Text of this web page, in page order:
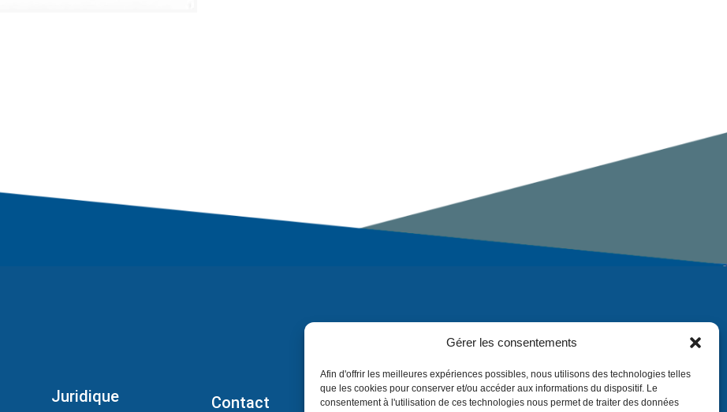
Gérer les consentements
Afin d'offrir les meilleures expériences possibles, nous utilisons des technologies telles
que les cookies pour conserver et/ou accéder aux informations du dispositif. Le
consentement à l'utilisation de ces technologies nous permet de traiter des données
Juridique Contact